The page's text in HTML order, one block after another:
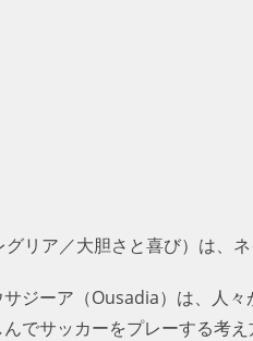
リア／大胆さと喜び）は、
ジーア（Ousadia）は、人
でサッカーをプレーする考え